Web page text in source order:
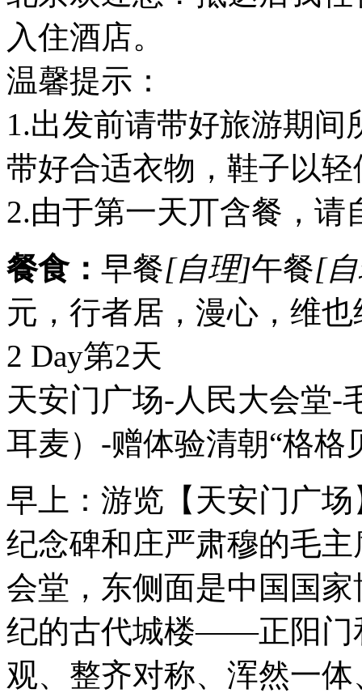
入住酒店。
温馨提示：
1.出发前请带好旅游期
带好合适衣物，鞋子以
2.由于第一天丌含餐，请
餐食： 早餐[自理]午餐[
元，行者居，漫心，维
2 Day第2天
天安门广场-人民大会堂-
耳麦）-赠体验清朝“格格
早上：游览【天安门广
纪念碑和庄严肃穆的毛
会堂，东侧面是中国国
纪的古代城楼——正阳门
观、整齐对称、浑然一